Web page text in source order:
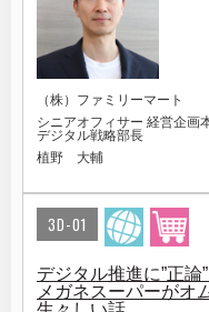
（株）ファミリーマート
シニアオフィサー 経営企画
デジタル戦略部長
植野 大輔
3D-01
デジタル推進に”正論
メガネスーパーがオ